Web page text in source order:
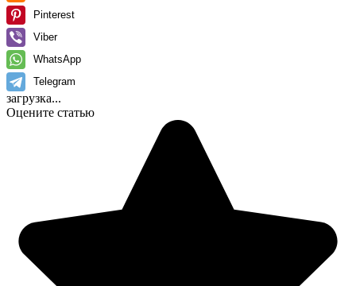
Pinterest
Viber
WhatsApp
Telegram
загрузка...
Оцените статью